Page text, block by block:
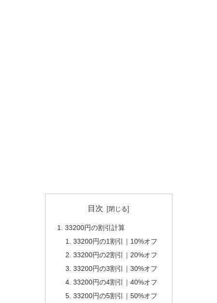
目次
33200円の割引計算
33200円の1割引｜10%オフ
33200円の2割引｜20%オフ
33200円の3割引｜30%オフ
33200円の4割引｜40%オフ
33200円の5割引｜50%オフ